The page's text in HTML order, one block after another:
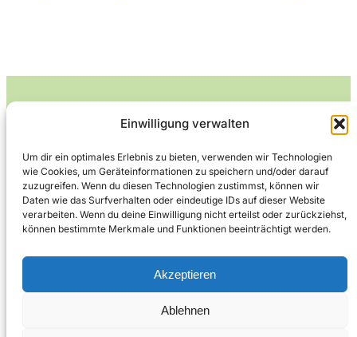
Einwilligung verwalten
Um dir ein optimales Erlebnis zu bieten, verwenden wir Technologien
wie Cookies, um Geräteinformationen zu speichern und/oder darauf
zuzugreifen. Wenn du diesen Technologien zustimmst, können wir
Daten wie das Surfverhalten oder eindeutige IDs auf dieser Website
verarbeiten. Wenn du deine Einwilligung nicht erteilst oder zurückziehst,
können bestimmte Merkmale und Funktionen beeinträchtigt werden.
Akzeptieren
Ablehnen
Leckerlife
Lecker essen – gesund leben.
Kontakt